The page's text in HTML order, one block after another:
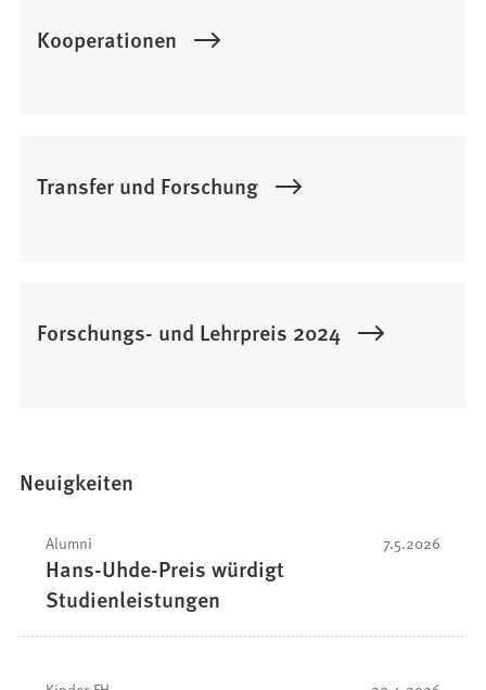
Kooperationen
Transfer und Forschung
Forschungs- und Lehrpreis 2024
Neuigkeiten
7.5.2026
Alumni
Hans-Uhde-Preis würdigt
Studienleistungen